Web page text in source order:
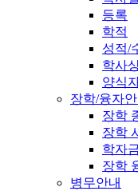
등록
학적
성적/
학사
양식
장학/융자안
장학
장학
학자
장학
병무안내